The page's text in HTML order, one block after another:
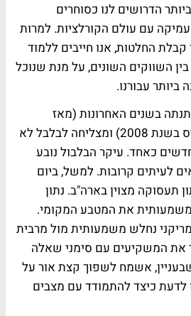
הדרושים לנו כסוחרים
עם עולם הקורלציות. למרות
קבלת החלטות, אנו חייבים ללמוד
השווקים השונים, על מנת שנוכל
עבורנו.
בשנים האחרונות (מאז
קריסתו של ליהמן ברדרס בשנת 2008) ומצליחה לבלבל לא
כאחד. עיקר הבלבול נובע
לעיתים קרובות. למשל, ביום
תעסוקה מצוין בארה"ב. נתון
את המטבע המקומי.
נחלש משמעותית מול מרבית
את המשקיעים עם סימני שאלה
אשמח לשפוך קצת אור על
כיצד להתמודד עם מצבים